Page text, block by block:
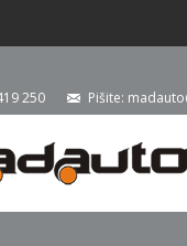
250 Pišite: